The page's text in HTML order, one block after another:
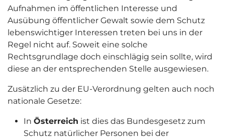
Aufnahmen im öffentlichen Interesse und
Ausübung öffentlicher Gewalt sowie dem Schutz
lebenswichtiger Interessen treten bei uns in der
Regel nicht auf. Soweit eine solche
Rechtsgrundlage doch einschlägig sein sollte, wird
diese an der entsprechenden Stelle ausgewiesen.
Zusätzlich zu der EU-Verordnung gelten auch noch
nationale Gesetze:
In Österreich ist dies das Bundesgesetz zum
Schutz natürlicher Personen bei der